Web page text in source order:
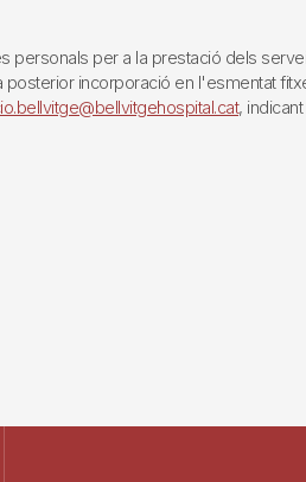
per a la prestació dels
incorporació en l'esmentat
,